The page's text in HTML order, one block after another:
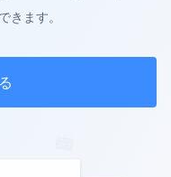
ます。